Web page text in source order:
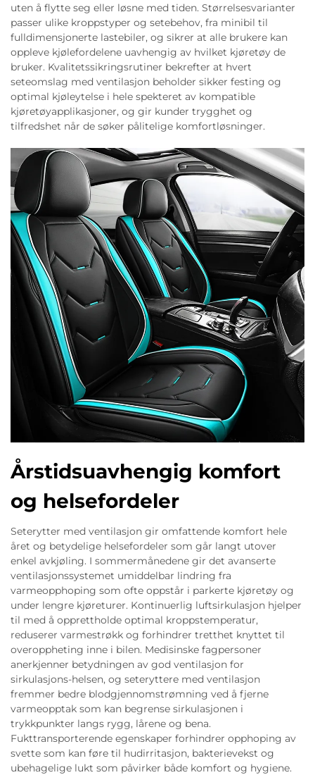
uten å flytte seg eller løsne med tiden. Størrelsesvarianter
passer ulike kroppstyper og setebehov, fra minibil til
fulldimensjonerte lastebiler, og sikrer at alle brukere kan
oppleve kjølefordelene uavhengig av hvilket kjøretøy de
bruker. Kvalitetssikringsrutiner bekrefter at hvert
seteomslag med ventilasjon beholder sikker festing og
optimal kjøleytelse i hele spekteret av kompatible
kjøretøyapplikasjoner, og gir kunder trygghet og
tilfredshet når de søker pålitelige komfortløsninger.
Årstidsuavhengig komfort
og helsefordeler
Seterytter med ventilasjon gir omfattende komfort hele
året og betydelige helsefordeler som går langt utover
enkel avkjøling. I sommermånedene gir det avanserte
ventilasjonssystemet umiddelbar lindring fra
varmeopphoping som ofte oppstår i parkerte kjøretøy og
under lengre kjøreturer. Kontinuerlig luftsirkulasjon hjelper
til med å opprettholde optimal kroppstemperatur,
reduserer varmestrøkk og forhindrer tretthet knyttet til
overoppheting inne i bilen. Medisinske fagpersoner
anerkjenner betydningen av god ventilasjon for
sirkulasjons-helsen, og seteryttere med ventilasjon
fremmer bedre blodgjennomstrømning ved å fjerne
varmeopptak som kan begrense sirkulasjonen i
trykkpunkter langs rygg, lårene og bena.
Fukttransporterende egenskaper forhindrer opphoping av
svette som kan føre til hudirritasjon, bakterievekst og
ubehagelige lukt som påvirker både komfort og hygiene.